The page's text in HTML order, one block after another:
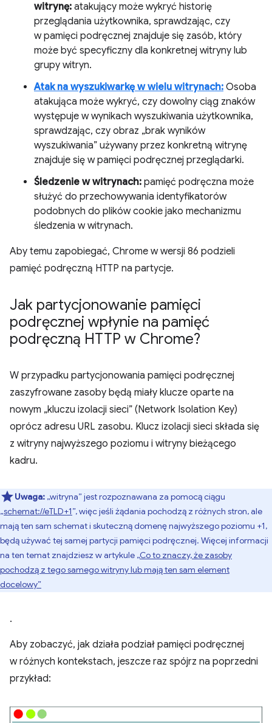
witrynę: atakujący może wykryć historię
przeglądania użytkownika, sprawdzając, czy
w pamięci podręcznej znajduje się zasób, który
może być specyficzny dla konkretnej witryny lub
grupy witryn.
Atak na wyszukiwarkę w wielu witrynach: Osoba
atakująca może wykryć, czy dowolny ciąg znaków
występuje w wynikach wyszukiwania użytkownika,
sprawdzając, czy obraz „brak wyników
wyszukiwania” używany przez konkretną witrynę
znajduje się w pamięci podręcznej przeglądarki.
Śledzenie w witrynach: pamięć podręczna może
służyć do przechowywania identyfikatorów
podobnych do plików cookie jako mechanizmu
śledzenia w witrynach.
Aby temu zapobiegać, Chrome w wersji 86 podzieli
pamięć podręczną HTTP na partycje.
Jak partycjonowanie pamięci
podręcznej wpłynie na pamięć
podręczną HTTP w Chrome?
W przypadku partycjonowania pamięci podręcznej
zaszyfrowane zasoby będą miały klucze oparte na
nowym „kluczu izolacji sieci” (Network Isolation Key)
oprócz adresu URL zasobu. Klucz izolacji sieci składa się
z witryny najwyższego poziomu i witryny bieżącego
kadru.
Uwaga: „witryna” jest rozpoznawana za pomocą ciągu
„schemat://eTLD+1”, więc jeśli żądania pochodzą z różnych stron, ale
mają ten sam schemat i skuteczną domenę najwyższego poziomu +1,
będą używać tej samej partycji pamięci podręcznej. Więcej informacji
na ten temat znajdziesz w artykule „Co to znaczy, że zasoby
pochodzą z tego samego witryny lub mają ten sam element
docelowy”
.
Aby zobaczyć, jak działa podział pamięci podręcznej
w różnych kontekstach, jeszcze raz spójrz na poprzedni
przykład: